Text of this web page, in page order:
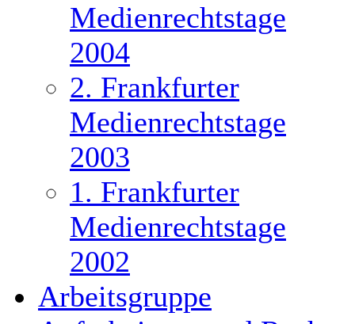
Medienrechtstage
2004
2. Frankfurter
Medienrechtstage
2003
1. Frankfurter
Medienrechtstage
2002
Arbeitsgruppe